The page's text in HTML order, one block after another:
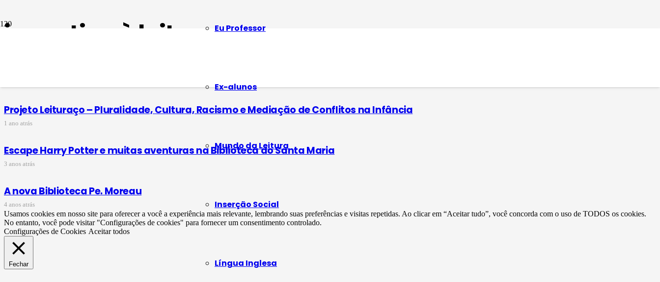
Eu Professor
Ex-alunos
Mundo da Leitura
Inserção Social
Língua Inglesa
incentivo à leitura
Projeto Leituraço – Pluralidade, Cultura, Racismo e Mediação de Conflitos na Infância
1 ano atrás
Escape Harry Potter e muitas aventuras na Biblioteca do Santa Maria
3 anos atrás
A nova Biblioteca Pe. Moreau
4 anos atrás
Usamos cookies em nosso site para oferecer a você a experiência mais relevante, lembrando suas preferências e visitas repetidas. Ao clicar em “Aceitar tudo”, você concorda com o uso de TODOS os cookies.
No entanto, você pode visitar "Configurações de cookies" para fornecer um consentimento controlado.
Configurações de Cookies Aceitar todos
Fechar